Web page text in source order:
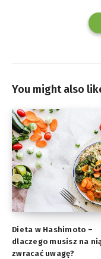
You might also
Dieta w Hashimoto –
dlaczego musisz na
zwracać uwagę?